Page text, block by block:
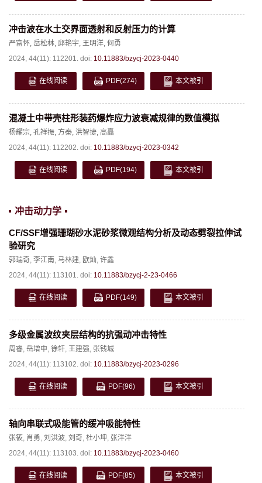
冲击波在水土交界面透射和反射压力的计算
严富怀, 岳松林, 邱艳宇, 王明洋, 何勇
2024, 44(11): 112201. doi: 10.11883/bzycj-2023-0440
在线阅读 PDF(274) 本文被引
混凝土中带壳柱形装药爆炸应力波衰减规律的数值模拟
杨耀宗, 孔祥振, 方秦, 洪智捷, 高矗
2024, 44(11): 112202. doi: 10.11883/bzycj-2023-0342
在线阅读 PDF(194) 本文被引
冲击动力学
CF/SSF增强珊瑚砂水泥砂浆微观结构分析及动态劈裂拉伸试
验研究
郭瑞奇, 李江南, 马林建, 欧灿, 许鑫
2024, 44(11): 113101. doi: 10.11883/bzycj-2-23-0466
在线阅读 PDF(149) 本文被引
多级金属波纹夹层结构的抗强动冲击特性
周睿, 岳增申, 徐轩, 王建强, 张钱城
2024, 44(11): 113102. doi: 10.11883/bzycj-2023-0296
在线阅读 PDF(96) 本文被引
轴向串联式吸能管的缓冲吸能特性
张筱, 肖勇, 刘洪波, 刘奇, 杜小坤, 张洋洋
2024, 44(11): 113103. doi: 10.11883/bzycj-2023-0460
在线阅读 PDF(85) 本文被引